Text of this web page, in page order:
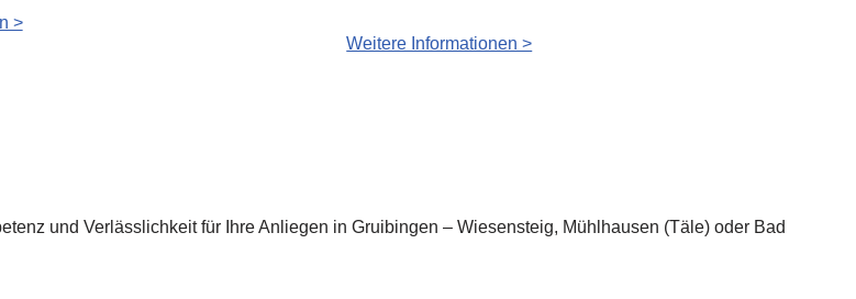
>
Weitere Informationen >
und Verlässlichkeit für Ihre Anliegen in Gruibingen – Wiesensteig, Mühlhausen (Täle) oder Bad